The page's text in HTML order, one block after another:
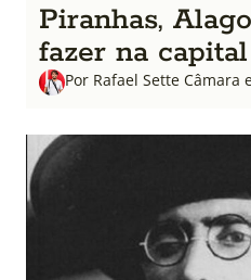
Piranhas,
fazer na
Por Rafael Sette Câmara